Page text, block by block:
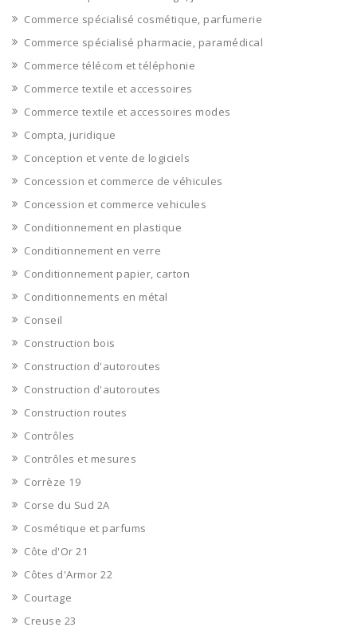
Commerce spécialisé cosmétique, parfumerie
Commerce spécialisé pharmacie, paramédical
Commerce télécom et téléphonie
Commerce textile et accessoires
Commerce textile et accessoires modes
Compta, juridique
Conception et vente de logiciels
Concession et commerce de véhicules
Concession et commerce vehicules
Conditionnement en plastique
Conditionnement en verre
Conditionnement papier, carton
Conditionnements en métal
Conseil
Construction bois
Construction d'autoroutes
Construction d'autoroutes
Construction routes
Contrôles
Contrôles et mesures
Corrèze 19
Corse du Sud 2A
Cosmétique et parfums
Côte d'Or 21
Côtes d'Armor 22
Courtage
Creuse 23